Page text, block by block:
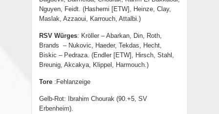
Nguyen, Feidt. (Hashemi [ETW], Heinze, Clay,
Maslak, Azzaoui, Karrouch, Attalbi.)
RSV Würges: Kröller – Abarkan, Din, Roth,
Brands – Nukovic, Haeder, Tekdas, Hecht,
Biskic – Pedraza. (Endler [ETW], Hirsch, Stahl,
Breunig, Akcakya, Klippel, Harmouch.)
Tore :Fehlanzeige
Gelb-Rot: Ibrahim Chourak (90.+5, SV
Erbenheim).